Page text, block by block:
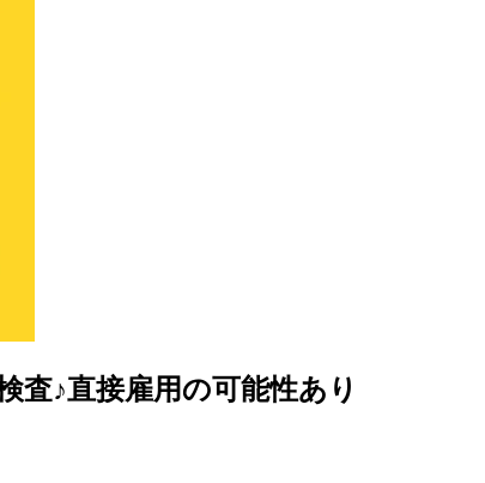
査♪直接雇用の可能性あり